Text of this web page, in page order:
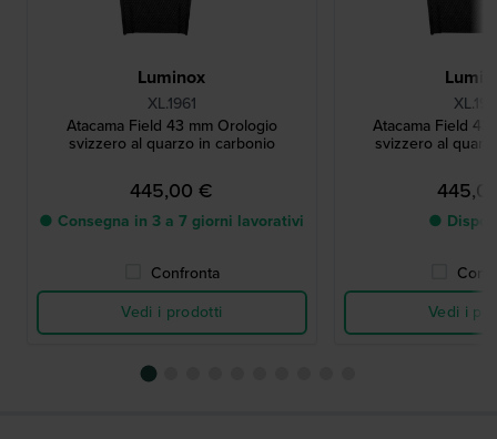
Luminox
XL.1961
Atacama Field 43 mm Orologio
svizzero al quarzo in carbonio
445,00 €
● Consegna in 3 a 7 giorni lavorativi
Confronta
Vedi i prodotti
Atacama Field
svizzero al
●
Vedi i